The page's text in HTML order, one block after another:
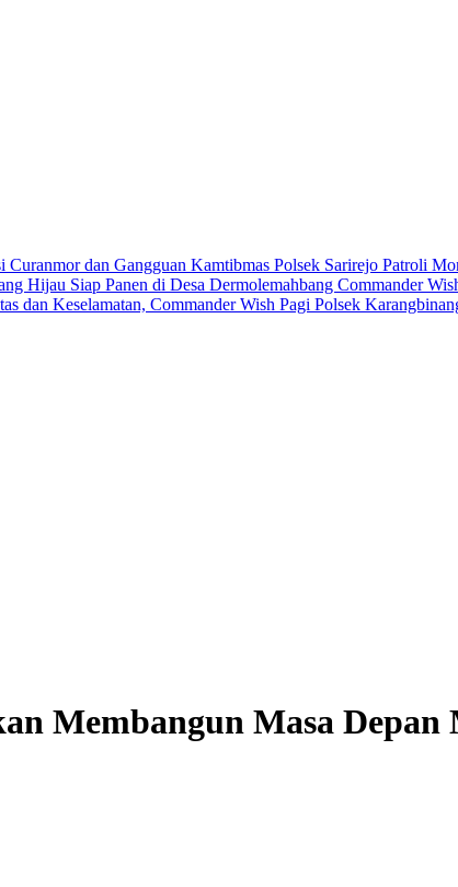
dan Gangguan Kamtibmas Polsek Sarirejo Patroli
Hijau Siap Panen di Desa Dermolemahbang Commander
dan Keselamatan, Commander Wish Pagi Polsek
Membangun Masa